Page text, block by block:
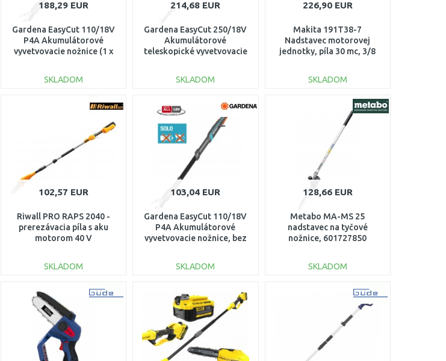
188,29 EUR
Gardena EasyCut 110/18V
P4A Akumulátorové
vyvetvovacie nožnice (1 x
SKLADOM
DO KOŠÍKA
214,68 EUR
Gardena EasyCut 250/18V
Akumulátorové
teleskopické vyvetvovacie
SKLADOM
DO KOŠÍKA
Porovnať
226,90 EUR
Makita 191T38-7
Nadstavec motorovej
jednotky, píla 30 mc, 3/8
SKLADOM
DO KOŠÍKA
Porovnať
102,57 EUR
Riwall PRO RAPS 2040 -
prerezávacia píla s aku
motorom 40 V
SKLADOM
DO KOŠÍKA
Porovnať
103,04 EUR
Gardena EasyCut 110/18V
P4A Akumulátorové
vyvetvovacie nožnice, bez
SKLADOM
DO KOŠÍKA
Porovnať
128,66 EUR
Metabo MA-MS 25
nadstavec na tyčové
nožnice, 601727850
SKLADOM
DO KOŠÍKA